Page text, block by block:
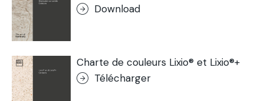
Download
Charte de couleurs Lixio® et Lixio®+
Télécharger